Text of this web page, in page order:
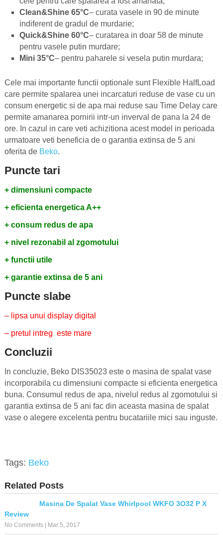
Clean&Shine 65°C– curata vasele in 90 de minute
indiferent de gradul de murdarie;
Quick&Shine 60°C– curatarea in doar 58 de minute
pentru vasele putin murdare;
Mini 35°C– pentru paharele si vesela putin murdara;
Cele mai importante functii optionale sunt Flexible HalfLoad
care permite spalarea unei incarcaturi reduse de vase cu un
consum energetic si de apa mai reduse sau Time Delay care
permite amanarea pornirii intr-un inverval de pana la 24 de
ore. In cazul in care veti achizitiona acest model in perioada
urmatoare veti beneficia de o garantia extinsa de 5 ani
oferita de Beko.
Puncte tari
+ dimensiuni compacte
+ eficienta energetica A++
+ consum redus de apa
+ nivel rezonabil al zgomotului
+ functii utile
+ garantie extinsa de 5 ani
Puncte slabe
– lipsa unui display digital
– pretul intreg este mare
Concluzii
In concluzie, Beko DIS35023 este o masina de spalat vase
incorporabila cu dimensiuni compacte si eficienta energetica
buna. Consumul redus de apa, nivelul redus al zgomotului si
garantia extinsa de 5 ani fac din aceasta masina de spalat
vase o alegere excelenta pentru bucatariile mici sau inguste.
Tags: Beko
Related Posts
Masina De Spalat Vase Whirlpool WKFO 3O32 P X
Review
No Comments| Mar 5, 2017